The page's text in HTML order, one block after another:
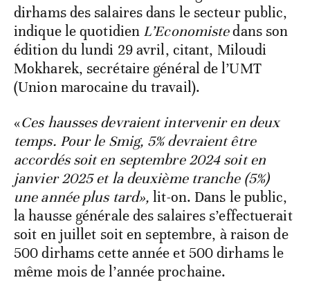
dirhams des salaires dans le secteur public,
indique le quotidien L’Economistedans son
édition du lundi 29 avril, citant, Miloudi
Mokharek, secrétaire général de l’UMT
(Union marocaine du travail).
«Ces hausses devraient intervenir en deux
temps. Pour le Smig, 5% devraient être
accordés soit en septembre 2024 soit en
janvier 2025 et la deuxième tranche (5%)
une année plus tard», lit-on. Dans le public,
la hausse générale des salaires s’effectuerait
soit en juillet soit en septembre, à raison de
500 dirhams cette année et 500 dirhams le
même mois de l’année prochaine.